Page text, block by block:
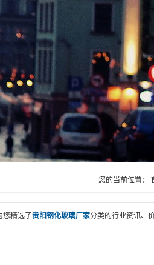
您的当前位置：
您精选了贵阳钢化玻璃厂家分类的行业资讯、